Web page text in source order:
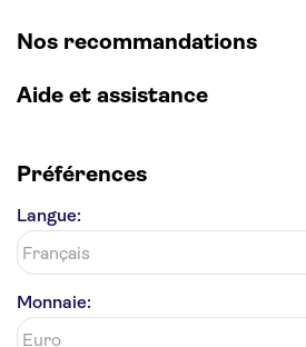
Cathédrale Notre Dame
Giverny
Opéra Garnier
Nos recommandations
Aide et assistance
Préférences
Langue:
Monnaie: